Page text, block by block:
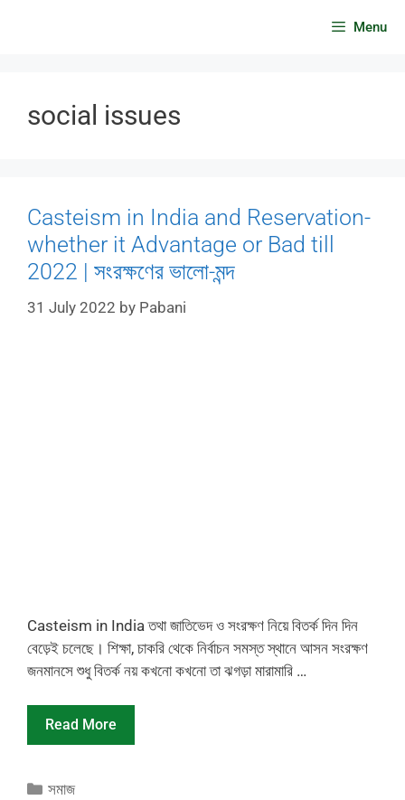
Menu
social issues
Casteism in India and Reservation-
whether it Advantage or Bad till
2022 | সংরক্ষণের ভালো-মন্দ
31 July 2022 by Pabani
Casteism in India তথা জাতিভেদ ও সংরক্ষণ নিয়ে বিতর্ক দিন দিন
বেড়েই চলেছে। শিক্ষা, চাকরি থেকে নির্বাচন সমস্ত স্থানে আসন সংরক্ষণ
জনমানসে শুধু বিতর্ক নয় কখনো কখনো তা ঝগড়া মারামারি …
Read More
Categories
সমাজ